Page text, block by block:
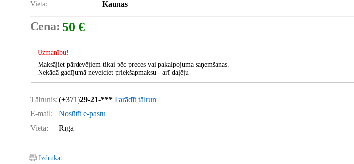
Vieta: Kaunas
Cena: 50 €
Uzmanību!
Maksājiet pārdevējiem tikai pēc preces vai pakalpojuma saņemšanas.
Nekādā gadījumā neveiciet priekšapmaksu - arī daļēju
Tālrunis:(+371)29-21-*** Parādīt tālruni
E-mail:
Nosūtīt e-pastu
Vieta:
Rīga
Izdrukāt